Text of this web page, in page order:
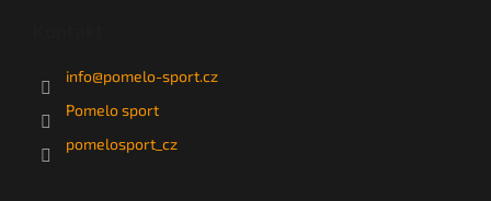
info@pomelo-sport.cz
Pomelo sport
pomelosport_cz